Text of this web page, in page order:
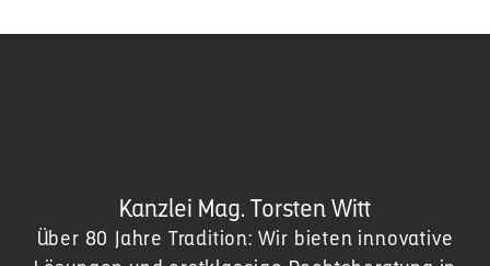
Kanzlei Mag. Torsten Witt
Über 80 Jahre Tradition: Wir bieten innovative